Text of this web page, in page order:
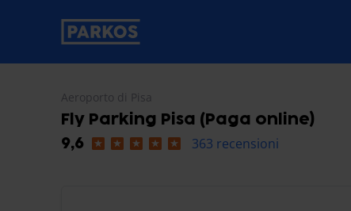
etichetta-navigazione-principale
Aeroporto di Pisa
Fly Parking Pisa (Paga online)
9,6
363 recensioni